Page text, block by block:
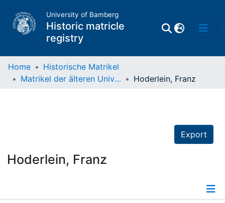
University of Bamberg
Historic matricle
registry
Home
Historische Matrikel
Matrikel der älteren Universität
Hoderlein, Franz
Export
Hoderlein, Franz